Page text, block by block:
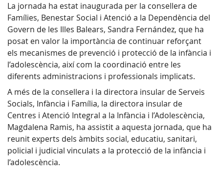
La jornada ha estat inaugurada per la consellera de
Famílies, Benestar Social i Atenció a la Dependència del
Govern de les Illes Balears, Sandra Fernández, que ha
posat en valor la importància de continuar reforçant
els mecanismes de prevenció i protecció de la infància i
l’adolescència, així com la coordinació entre les
diferents administracions i professionals implicats.
A més de la consellera i la directora insular de Serveis
Socials, Infància i Família, la directora insular de
Centres i Atenció Integral a la Infància i l’Adolescència,
Magdalena Ramis, ha assistit a aquesta jornada, que ha
reunit experts dels àmbits social, educatiu, sanitari,
policial i judicial vinculats a la protecció de la infància i
l’adolescència.